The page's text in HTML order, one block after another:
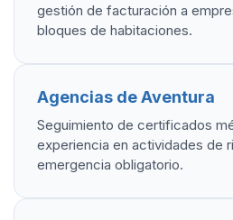
gestión de facturación a
bloques de habitaciones.
Agencias de Aventura
Seguimiento de certificados
experiencia en actividades de
emergencia obligatorio.